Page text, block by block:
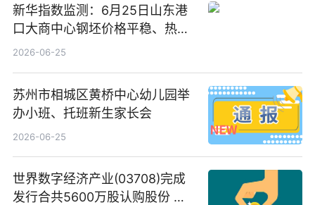
新华指数监测：6月25日山东港
口大商中心钢坯价格平稳、热轧
C料价格微幅下跌
2026-06-25
苏州市相城区黄桥中心幼儿园举
办小班、托班新生家长会
2026-06-25
世界数字经济产业(03708)完成
发行合共5600万股认购股份 净